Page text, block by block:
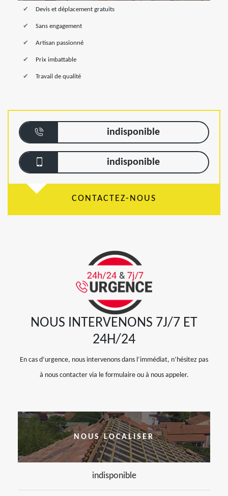
Devis et déplacement gratuits
Sans engagement
Artisan passionné
Prix imbattable
Travail de qualité
indisponible
indisponible
CONTACTEZ-NOUS
NOUS INTERVENONS 7J/7 ET
24H/24
En cas d’urgence, nous intervenons dans l’immédiat, n’hésitez pas
à nous contacter via le formulaire ou à nous appeler.
NOUS LOCALISER
indisponible